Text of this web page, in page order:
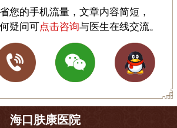
您的手机流量，文章内容简短，
疑问可点击咨询与医生在线交流。
海口肤康医院